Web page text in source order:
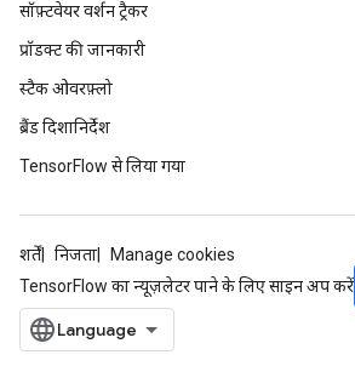
सॉफ़्टवेयर वर्शन ट्रैकर
प्रॉडक्ट की जानकारी
स्टैक ओवरफ़्लो
ब्रैंड दिशानिर्देश
TensorFlow से लिया गया
शर्तें निजता
Manage cookies
TensorFlow का न्यूज़लेटर पाने के लिए साइन अप करें